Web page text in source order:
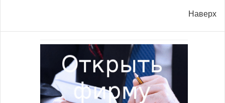
Наверх